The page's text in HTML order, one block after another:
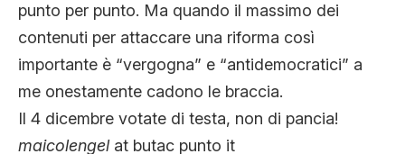
punto per punto. Ma quando il massimo dei
contenuti per attaccare una riforma così
importante è “vergogna” e “antidemocratici” a
me onestamente cadono le braccia.
Il 4 dicembre votate di testa, non di pancia!
maicolengelat butac punto it